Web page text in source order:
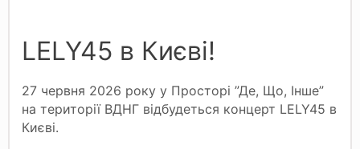
LELY45 в Києві!
27 червня 2026 року у Просторі ”Де, Що, Інше”
на території ВДНГ відбудеться концерт LELY45 в
Києві.